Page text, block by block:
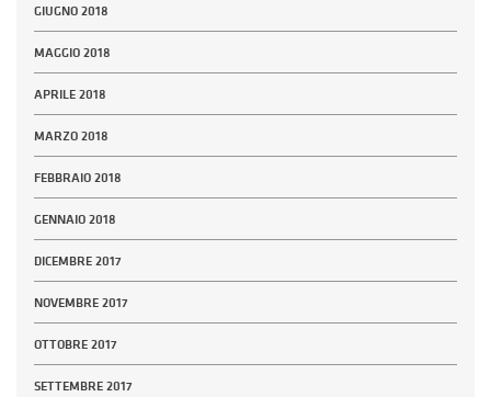
GIUGNO 2018
MAGGIO 2018
APRILE 2018
MARZO 2018
FEBBRAIO 2018
GENNAIO 2018
DICEMBRE 2017
NOVEMBRE 2017
OTTOBRE 2017
SETTEMBRE 2017